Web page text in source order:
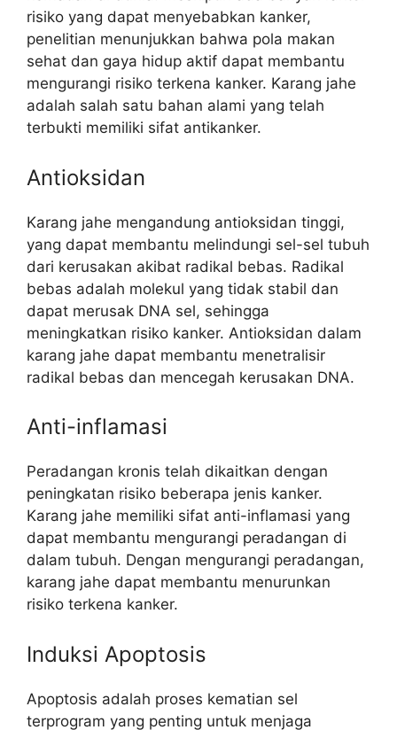
risiko yang dapat menyebabkan kanker,
penelitian menunjukkan bahwa pola makan
sehat dan gaya hidup aktif dapat membantu
mengurangi risiko terkena kanker. Karang jahe
adalah salah satu bahan alami yang telah
terbukti memiliki sifat antikanker.
Antioksidan
Karang jahe mengandung antioksidan tinggi,
yang dapat membantu melindungi sel-sel tubuh
dari kerusakan akibat radikal bebas. Radikal
bebas adalah molekul yang tidak stabil dan
dapat merusak DNA sel, sehingga
meningkatkan risiko kanker. Antioksidan dalam
karang jahe dapat membantu menetralisir
radikal bebas dan mencegah kerusakan DNA.
Anti-inflamasi
Peradangan kronis telah dikaitkan dengan
peningkatan risiko beberapa jenis kanker.
Karang jahe memiliki sifat anti-inflamasi yang
dapat membantu mengurangi peradangan di
dalam tubuh. Dengan mengurangi peradangan,
karang jahe dapat membantu menurunkan
risiko terkena kanker.
Induksi Apoptosis
Apoptosis adalah proses kematian sel
terprogram yang penting untuk menjaga